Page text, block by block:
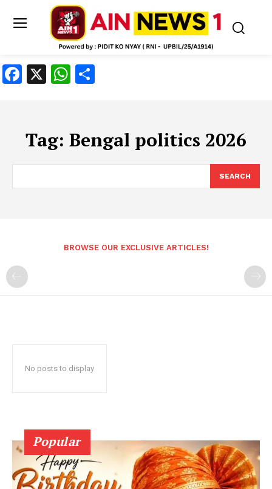
Facebook
X WhatsApp
Tag: Bengal politics 2026
SEARCH
BROWSE OUR EXCLUSIVE ARTICLES!
No posts to display
Popular